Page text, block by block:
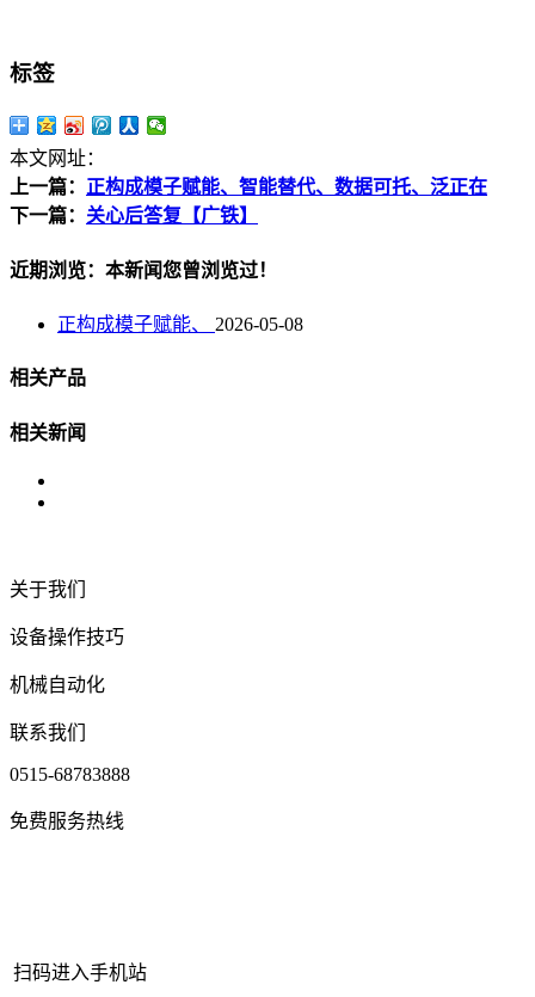
标签
本文网址：
上一篇： 正构成模子赋能、智能替代、数据可托、泛正在
下一篇： 关心后答复【广铁】
近期浏览：本新闻您曾浏览过！
正构成模子赋能、 2026-05-08
相关产品
相关新闻
关于我们
设备操作技巧
机械自动化
联系我们
0515-68783888
免费服务热线
扫码进入手机站